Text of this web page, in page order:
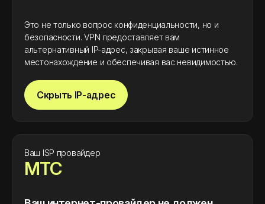
Это не только вопрос конфиденциальности, но и
безопасности. VPN предоставляет вам
альтернативный IP-адрес, закрывая ваше истинное
местонахождение и обеспечивая вас невидимостью.
Скрыть IP-адрес
Ваш ISP провайдер
МТС